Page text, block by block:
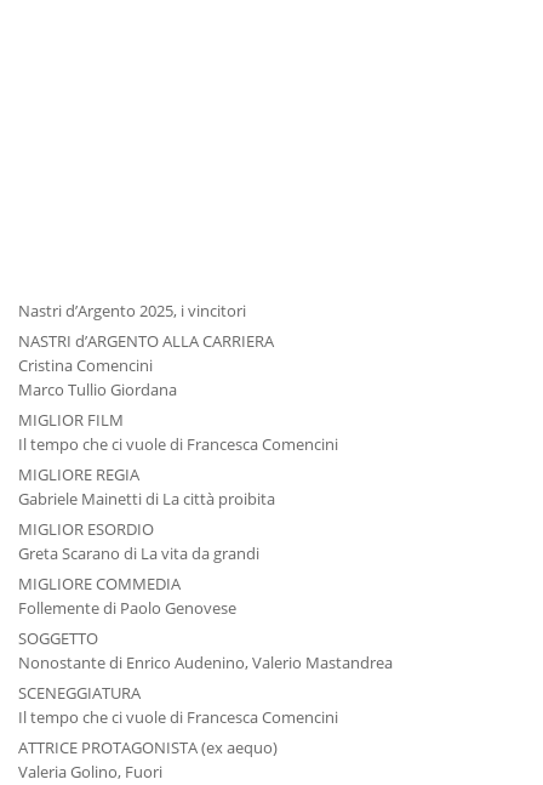
Nastri d’Argento 2025, i vincitori
NASTRI d’ARGENTO ALLA CARRIERA
Cristina Comencini
Marco Tullio Giordana
MIGLIOR FILM
Il tempo che ci vuole di Francesca Comencini
MIGLIORE REGIA
Gabriele Mainetti di La città proibita
MIGLIOR ESORDIO
Greta Scarano di La vita da grandi
MIGLIORE COMMEDIA
Follemente di Paolo Genovese
SOGGETTO
Nonostante di Enrico Audenino, Valerio Mastandrea
SCENEGGIATURA
Il tempo che ci vuole di Francesca Comencini
ATTRICE PROTAGONISTA (ex aequo)
Valeria Golino, Fuori